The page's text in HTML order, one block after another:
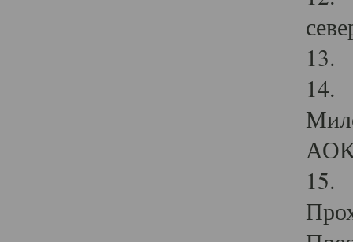
13.
14.
15.